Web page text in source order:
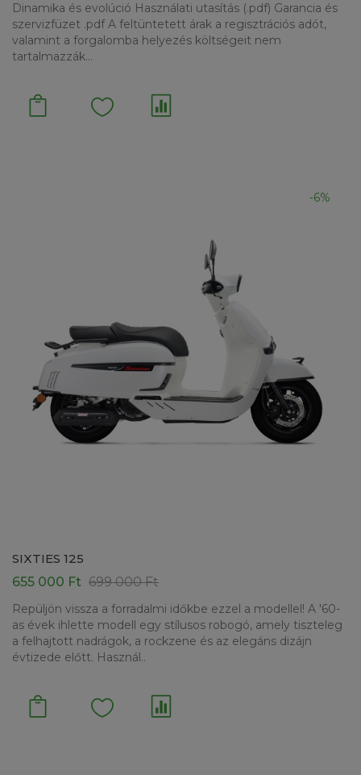
Dinamika és evolúció Használati utasítás (.pdf) Garancia és
szervizfüzet .pdf A feltüntetett árak a regisztrációs adót,
valamint a forgalomba helyezés költségeit nem
tartalmazzák...
-6%
SIXTIES 125
655 000 Ft 699 000 Ft
Repüljön vissza a forradalmi időkbe ezzel a modellel! A '60-
as évek ihlette modell egy stílusos robogó, amely tiszteleg
a felhajtott nadrágok, a rockzene és az elegáns dizájn
évtizede előtt. Használ..